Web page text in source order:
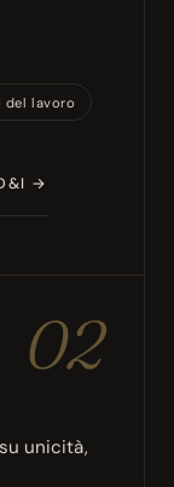
del lavoro
→
02
unicità,